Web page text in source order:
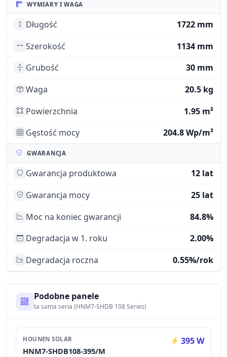
WYMIARY I WAGA
Długość
1722 mm
Szerokość
1134 mm
Grubość
30 mm
Waga
20.5 kg
Powierzchnia
1.95 m²
Gęstość mocy
204.8 Wp/m²
GWARANCJA
Gwarancja produktowa
12 lat
Gwarancja mocy
25 lat
Moc na koniec gwarancji
84.8%
Degradacja w 1. roku
2.00%
Degradacja roczna
0.55%/rok
Podobne panele
ta sama seria (HNM7-SHDB 108 Series)
HOUNEN SOLAR 395 W
HNM7-SHDB108-395/M